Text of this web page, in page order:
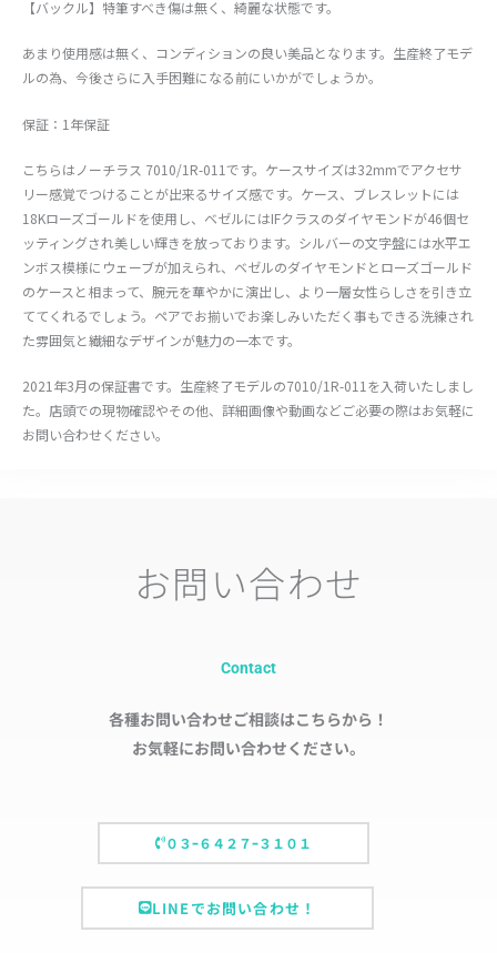
【バックル】特筆すべき傷は無く、綺麗な状態です。
あまり使用感は無く、コンディションの良い美品となります。生産終了モデ
ルの為、今後さらに入手困難になる前にいかがでしょうか。
保証：1年保証
こちらはノーチラス 7010/1R-011です。ケースサイズは32mmでアクセサ
リー感覚でつけることが出来るサイズ感です。ケース、ブレスレットには
18Kローズゴールドを使用し、ベゼルにはIFクラスのダイヤモンドが46個セ
ッティングされ美しい輝きを放っております。シルバーの文字盤には水平エ
ンボス模様にウェーブが加えられ、ベゼルのダイヤモンドとローズゴールド
のケースと相まって、腕元を華やかに演出し、より一層女性らしさを引き立
ててくれるでしょう。ペアでお揃いでお楽しみいただく事もできる洗練され
た雰囲気と繊細なデザインが魅力の一本です。
2021年3月の保証書です。生産終了モデルの7010/1R-011を入荷いたしまし
た。店頭での現物確認やその他、詳細画像や動画などご必要の際はお気軽に
お問い合わせください。
お問い合わせ
Contact
各種お問い合わせご相談はこちらから！
お気軽にお問い合わせください。
０３ｰ６４２７ｰ３１０１
LINEでお問い合わせ！